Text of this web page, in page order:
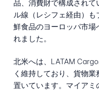
品、消費財で構成され
ル線（レシフェ経由）
鮮食品のヨーロッパ市場
れました。
北米へは、LATAM
く維持しており、貨物
置いています。マイア